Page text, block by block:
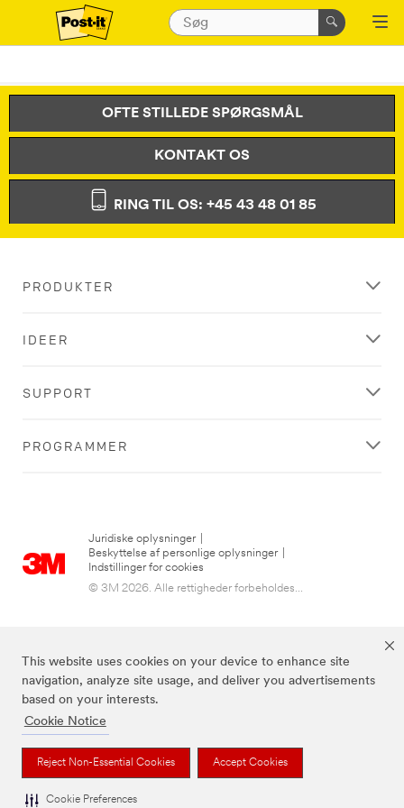
This website uses cookies on your device to enhance site
navigation, analyze site usage, and deliver you advertisements
based on your interests.
Cookie Notice
Reject Non-Essential Cookies Accept Cookies
Cookie Preferences
OFTE STILLEDE SPØRGSMÅL
KONTAKT OS
RING TIL OS: +45 43 48 01 85
PRODUKTER
IDEER
SUPPORT
PROGRAMMER
Juridiske oplysninger
Beskyttelse af personlige oplysninger
Indstillinger for cookies
© 3M 2026. Alle rettigheder forbeholdes...
3M, Post-it® og farven Canary Yellow™ er varemærker tilhørende 3M.